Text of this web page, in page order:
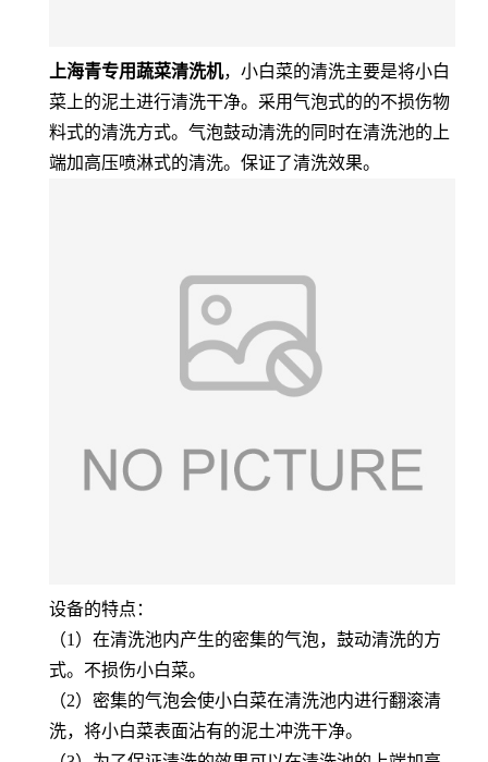
上海青专用蔬菜清洗机，小白菜的清洗主要是将小白
菜上的泥土进行清洗干净。采用气泡式的的不损伤物
料式的清洗方式。气泡鼓动清洗的同时在清洗池的上
端加高压喷淋式的清洗。保证了清洗效果。
设备的特点：
（1）在清洗池内产生的密集的气泡，鼓动清洗的方
式。不损伤小白菜。
（2）密集的气泡会使小白菜在清洗池内进行翻滚清
洗，将小白菜表面沾有的泥土冲洗干净。